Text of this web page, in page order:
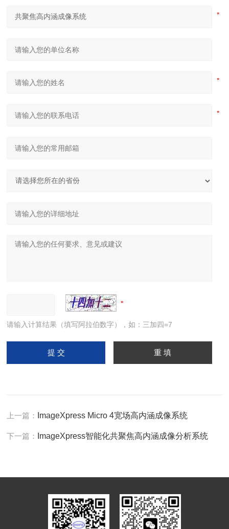
请输入计算结果（填写阿拉伯数字），如：三加四=7
上一篇： ImageXpress Micro 4宽场高内涵成像系统
下一篇： ImageXpress智能化共聚焦高内涵成像分析系统